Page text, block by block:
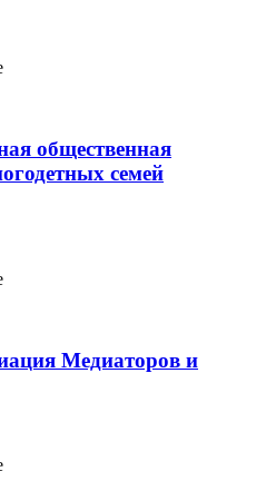
общественная
семей
Медиаторов и